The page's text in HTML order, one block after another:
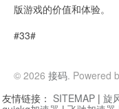
版游戏的价值和体验。
#33#
© 2026 接码. Powered
友情链接： SITEMAP | 旋